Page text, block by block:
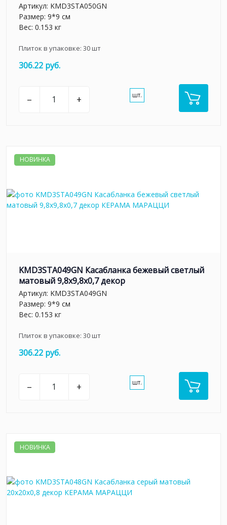
Артикул: KMD3STA050GN
Размер: 9*9 см
Вес: 0.153 кг
Плиток в упаковке: 30шт
306.22 руб.
– + шт.
НОВИНКА
KMD3STA049GN Касабланка бежевый светлый
матовый 9,8x9,8x0,7 декор
Артикул: KMD3STA049GN
Размер: 9*9 см
Вес: 0.153 кг
Плиток в упаковке: 30шт
306.22 руб.
– + шт.
НОВИНКА